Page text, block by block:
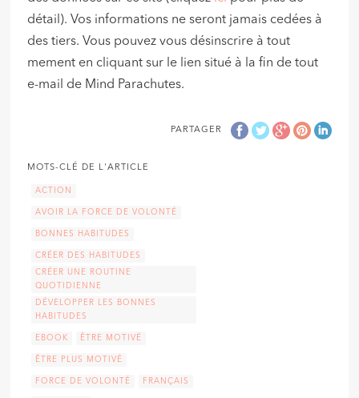
détail). Vos informations ne seront jamais cedées à
des tiers. Vous pouvez vous désinscrire à tout
mement en cliquant sur le lien situé à la fin de tout
e-mail de Mind Parachutes.
PARTAGER
MOTS-CLÉ DE L'ARTICLE
ACTION
AVOIR LA FORCE DE VOLONTÉ
BONNES HABITUDES
CRÉER DES HABITUDES
CRÉER UNE ROUTINE
QUOTIDIENNE
DÉVELOPPER LES BONNES
HABITUDES
EBOOK ÊTRE MOTIVÉ
ÊTRE PLUS MOTIVÉ
FORCE DE VOLONTÉ FRANÇAIS